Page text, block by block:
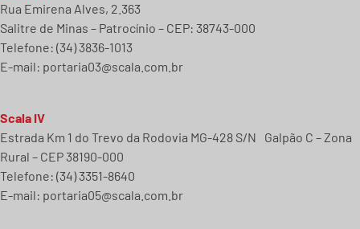
Rua Emirena Alves, 2.363
Salitre de Minas – Patrocínio – CEP: 38743-000
Telefone: (34) 3836-1013
E-mail: portaria03@scala.com.br
Scala IV
Estrada Km 1 do Trevo da Rodovia MG-428 S/N Galpão C – Zona
Rural – CEP 38190-000
Telefone: (34) 3351-8640
E-mail: portaria05@scala.com.br